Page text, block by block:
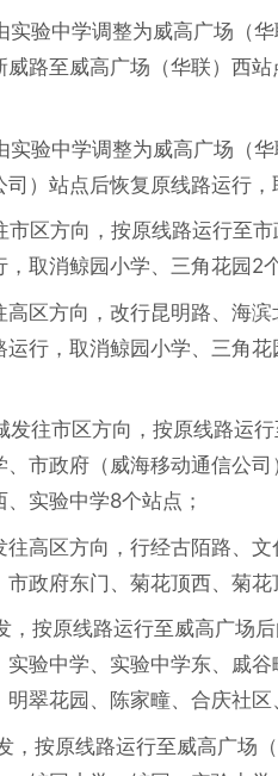
实验中学调整为威高广场（
威路至威高广场（华联）西
实验中学调整为威高广场（
）站点后恢复原线路运行
市区方向，按原线路运行至
取消鲸园小学、三角花园2
高区方向，改行昆明路、海
行，取消鲸园小学、三角
发往市区方向，按原线路运
市政府（威海移动通信公
实验中学8个站点；
往高区方向，行经古陌路、
政府东门、菊花顶西、菊
，按原线路运行至威高广场
验中学、实验中学东、戚
翠花园、陈家疃、合庆社区
，按原线路运行至威高广场